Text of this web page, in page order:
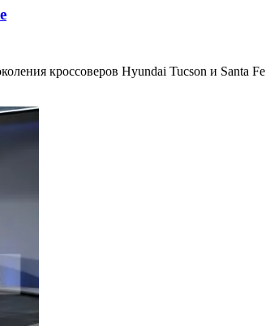
кроссоверов Hyundai Tucson и Santa Fe